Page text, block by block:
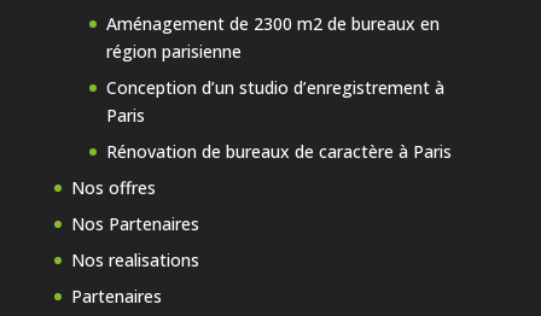
Aménagement de 2300 m2 de bureaux en
région parisienne
Conception d’un studio d’enregistrement à
Paris
Rénovation de bureaux de caractère à Paris
Nos offres
Nos Partenaires
Nos realisations
Partenaires